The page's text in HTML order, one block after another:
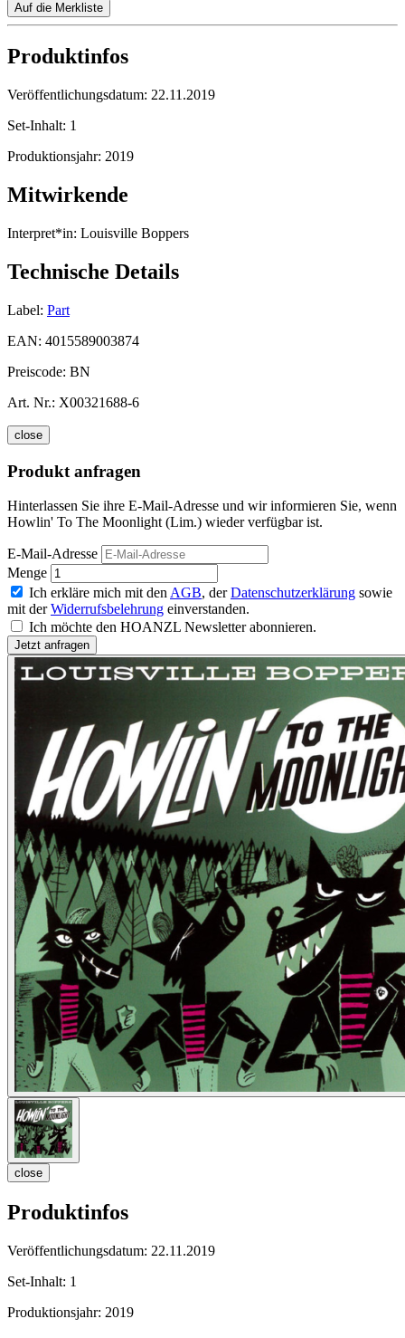
Auf die Merkliste
Produktinfos
Veröffentlichungsdatum: 22.11.2019
Set-Inhalt: 1
Produktionsjahr: 2019
Mitwirkende
Interpret*in: Louisville Boppers
Technische Details
Label: Part
EAN: 4015589003874
Preiscode: BN
Art. Nr.: X00321688-6
close
Produkt anfragen
Hinterlassen Sie ihre E-Mail-Adresse und wir informieren Sie, wenn
Howlin' To The Moonlight (Lim.) wieder verfügbar ist.
E-Mail-Adresse
Menge
Ich erkläre mich mit den AGB, derDatenschutzerklärung sowie
mit derWiderrufsbelehrung einverstanden.
Ich möchte den HOANZL Newsletter abonnieren.
close
Produktinfos
Veröffentlichungsdatum: 22.11.2019
Set-Inhalt: 1
Produktionsjahr: 2019